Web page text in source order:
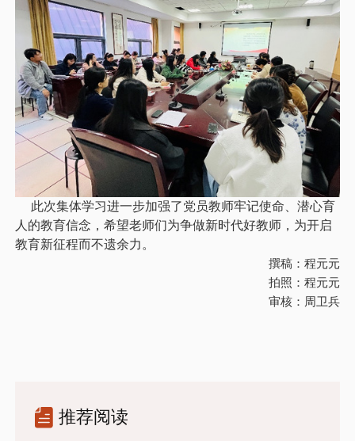
此次集体学习进一步加强了党员教师牢记使命、潜心育
人的教育信念，希望老师们为争做新时代好教师，为开启
教育新征程而不遗余力。
撰稿：程元元
拍照：程元元
审核：周卫兵
推荐阅读